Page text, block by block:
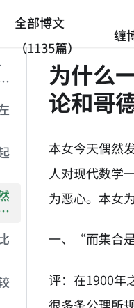
全部博文
（1135篇）
缠
为什么
论和哥
本女今天偶然
人对现代数学
为恶心。本女
一、“而集合
评：在1900年
很多条公理所